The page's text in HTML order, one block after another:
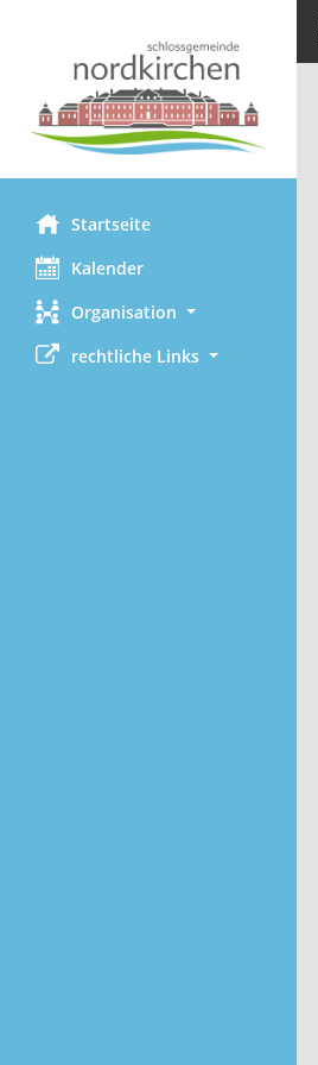
Startseite
Kalender
Organisation
rechtliche Links